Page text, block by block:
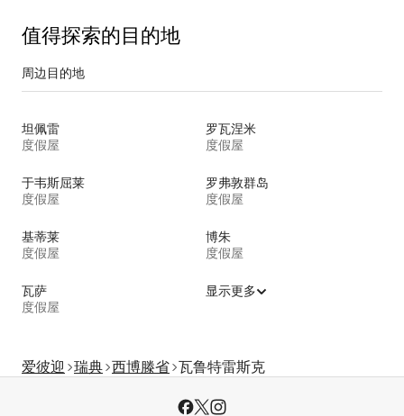
值得探索的目的地
周边目的地
坦佩雷
度假屋
罗瓦涅米
度假屋
于韦斯屈莱
度假屋
罗弗敦群岛
度假屋
基蒂莱
度假屋
博朱
度假屋
瓦萨
度假屋
显示更多
爱彼迎 瑞典 西博滕省 瓦鲁特雷斯克